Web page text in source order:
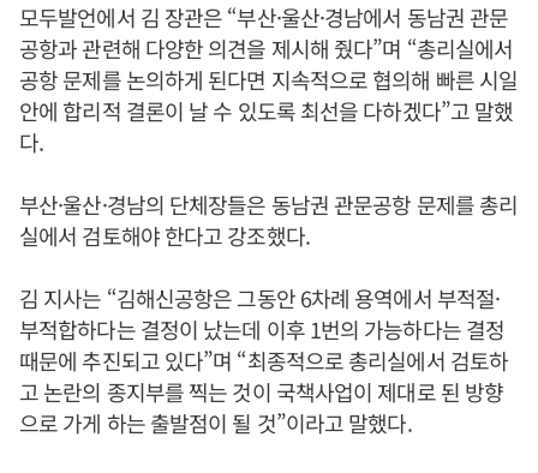
모두발언에서 김 장관은 “부산·울산·경남에서 동남권 관문
공항과 관련해 다양한 의견을 제시해 줬다”며 “총리실에서
공항 문제를 논의하게 된다면 지속적으로 협의해 빠른 시일
안에 합리적 결론이 날 수 있도록 최선을 다하겠다”고 말했
다.
부산·울산·경남의 단체장들은 동남권 관문공항 문제를 총리
실에서 검토해야 한다고 강조했다.
김 지사는 “김해신공항은 그동안 6차례 용역에서 부적절·
부적합하다는 결정이 났는데 이후 1번의 가능하다는 결정
때문에 추진되고 있다”며 “최종적으로 총리실에서 검토하
고 논란의 종지부를 찍는 것이 국책사업이 제대로 된 방향
으로 가게 하는 출발점이 될 것”이라고 말했다.